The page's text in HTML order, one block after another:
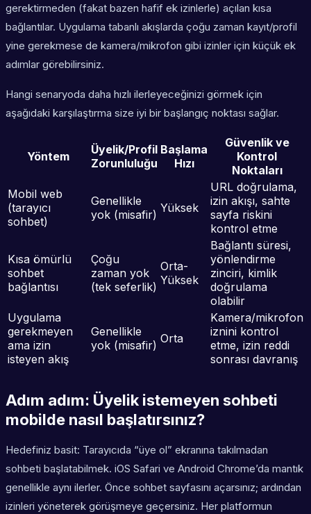
gerektirmeden (fakat bazen hafif ek izinlerle) açılan kısa
bağlantılar. Uygulama tabanlı akışlarda çoğu zaman kayıt/profil
yine gerekmese de kamera/mikrofon gibi izinler için küçük ek
adımlar görebilirsiniz.
Hangi senaryoda daha hızlı ilerleyeceğinizi görmek için
aşağıdaki karşılaştırma size iyi bir başlangıç noktası sağlar.
Yöntem
Üyelik/Profil
Zorunluluğu
Başlama
Hızı
Güvenlik ve
Kontrol
Noktaları
Mobil web
(tarayıcı
sohbet)
Genellikle
yok (misafir) Yüksek
URL doğrulama,
izin akışı, sahte
sayfa riskini
kontrol etme
Kısa ömürlü
sohbet
bağlantısı
Çoğu
zaman yok
(tek seferlik)
Orta-
Yüksek
Bağlantı süresi,
yönlendirme
zinciri, kimlik
doğrulama
olabilir
Uygulama
gerekmeyen
ama izin
isteyen akış
Genellikle
yok (misafir) Orta
Kamera/mikrofon
iznini kontrol
etme, izin reddi
sonrası davranış
Adım adım: Üyelik istemeyen sohbeti
mobilde nasıl başlatırsınız?
Hedefiniz basit: Tarayıcıda “üye ol” ekranına takılmadan
sohbeti başlatabilmek. iOS Safari ve Android Chrome’da mantık
genellikle aynı ilerler. Önce sohbet sayfasını açarsınız; ardından
izinleri yöneterek görüşmeye geçersiniz. Her platformun